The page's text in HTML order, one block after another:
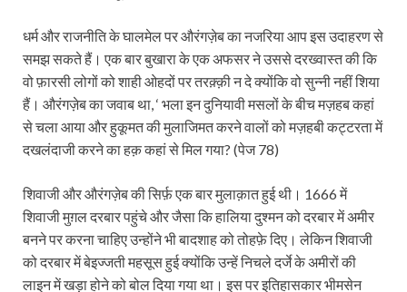
धर्म और राजनीति के घालमेल पर औरंगज़ेब का नजरिया आप इस उदाहरण से
समझ सकते हैं। एक बार बुखारा के एक अफसर ने उससे दरख्वास्त की कि
वो फ़ारसी लोगों को शाही ओहदों पर तरक़्क़ी न दे क्योंकि वो सुन्नी नहीं शिया
हैं। औरंगज़ेब का जवाब था, ‘ भला इन दुनियावी मसलों के बीच मज़हब कहां
से चला आया और हुकूमत की मुलाजिमत करने वालों को मज़हबी कट्टरता में
दखलंदाजी करने का हक़ कहां से मिल गया? (पेज 78)
शिवाजी और औरंगज़ेब की सिर्फ़ एक बार मुलाक़ात हुई थी। 1666 में
शिवाजी मुग़ल दरबार पहुंचे और जैसा कि हालिया दुश्मन को दरबार में अमीर
बनने पर करना चाहिए उन्होंने भी बादशाह को तोहफ़े दिए। लेकिन शिवाजी
को दरबार में बेइज्‍जती महसूस हुई क्योंकि उन्हें निचले दर्जे के अमीरों की
लाइन में खड़ा होने को बोल दिया गया था। इस पर इतिहासकार भीमसेन